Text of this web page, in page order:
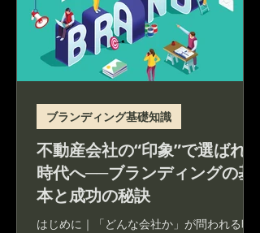
不動産会社の“印象”で選ばれる
時代へ──ブランディングの基
本と成功の秘訣
はじめに｜「どんな会社か」が問われる時
ブランディング基礎知識